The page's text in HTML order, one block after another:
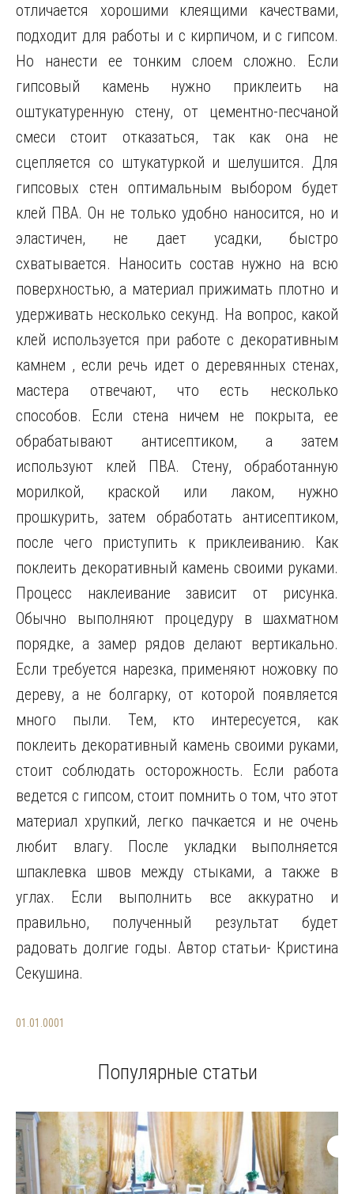
отличается хорошими клеящими качествами,
подходит для работы и с кирпичом, и с гипсом.
Но нанести ее тонким слоем сложно. Если
гипсовый камень нужно приклеить на
оштукатуренную стену, от цементно-песчаной
смеси стоит отказаться, так как она не
сцепляется со штукатуркой и шелушится. Для
гипсовых стен оптимальным выбором будет
клей ПВА. Он не только удобно наносится, но и
эластичен, не дает усадки, быстро
схватывается. Наносить состав нужно на всю
поверхностью, а материал прижимать плотно и
удерживать несколько секунд. На вопрос, какой
клей используется при работе с декоративным
камнем , если речь идет о деревянных стенах,
мастера отвечают, что есть несколько
способов. Если стена ничем не покрыта, ее
обрабатывают антисептиком, а затем
используют клей ПВА. Стену, обработанную
морилкой, краской или лаком, нужно
прошкурить, затем обработать антисептиком,
после чего приступить к приклеиванию. Как
поклеить декоративный камень своими руками.
Процесс наклеивание зависит от рисунка.
Обычно выполняют процедуру в шахматном
порядке, а замер рядов делают вертикально.
Если требуется нарезка, применяют ножовку по
дереву, а не болгарку, от которой появляется
много пыли. Тем, кто интересуется, как
поклеить декоративный камень своими руками,
стоит соблюдать осторожность. Если работа
ведется с гипсом, стоит помнить о том, что этот
материал хрупкий, легко пачкается и не очень
любит влагу. После укладки выполняется
шпаклевка швов между стыками, а также в
углах. Если выполнить все аккуратно и
правильно, полученный результат будет
радовать долгие годы. Автор статьи- Кристина
Секушина.
01.01.0001
Популярные статьи